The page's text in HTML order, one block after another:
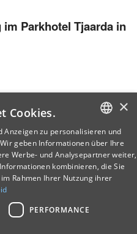
Parkhotel Tjaarda in
DUTCH
ENGLISH
GERMAN
×
Cookies.
Anzeigen zu personalisieren und
geben Informationen über Ihre
Werbe- und Analysepartner weiter,
kombinieren, die Sie
Rahmen Ihrer Nutzung ihrer
PERFORMANCE